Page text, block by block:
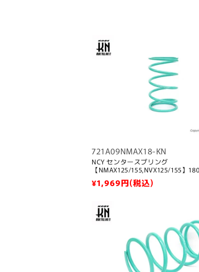
721A09NMAX18-KN
NCY センタースプリング
【NMAX125/155,NVX125/155】
通
価
格
¥1,969円(税込)